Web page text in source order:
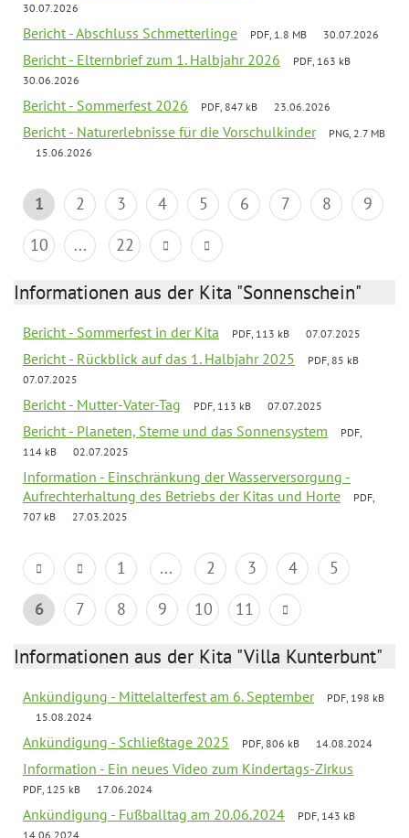
30.07.2026
Bericht - Abschluss Schmetterlinge PDF, 1.8 MB 30.07.2026
Bericht - Elternbrief zum 1. Halbjahr 2026
PDF, 163 kB
30.06.2026
Bericht - Sommerfest 2026 PDF, 847 kB 23.06.2026
Bericht - Naturerlebnisse für die Vorschulkinder
PNG, 2.7 MB
15.06.2026
1 2 3 4 5 6 7 8
9
10
... 22
Informationen aus der Kita "Sonnenschein"
Bericht - Sommerfest in der Kita PDF, 113 kB 07.07.2025
Bericht - Rückblick auf das 1. Halbjahr 2025
PDF, 85 kB
07.07.2025
Bericht - Mutter-Vater-Tag PDF, 113 kB 07.07.2025
Bericht - Planeten, Sterne und das Sonnensystem
PDF,
114 kB
02.07.2025
Information - Einschränkung der Wasserversorgung -
Aufrechterhaltung des Betriebs der Kitas und Horte
PDF,
707 kB
27.03.2025
1 ... 2 3 4
5
6
7 8 9 10 11
Informationen aus der Kita "Villa Kunterbunt"
Ankündigung - Mittelalterfest am 6. September
PDF, 198 kB
15.08.2024
Ankündigung - Schließtage 2025 PDF, 806 kB 14.08.2024
Information - Ein neues Video zum Kindertags-Zirkus
PDF, 125 kB 17.06.2024
Ankündigung - Fußballtag am 20.06.2024
PDF, 143 kB
14.06.2024